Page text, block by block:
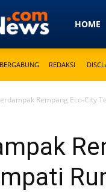
HOME
REDAKSI
Rempang Eco-City